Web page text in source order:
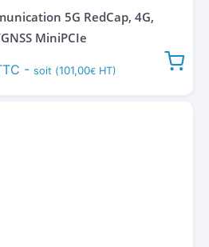
5G RedCap, 4G,
MiniPCIe
- soit (101,00€ HT)